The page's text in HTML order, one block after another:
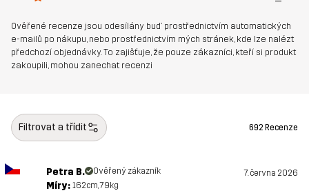
Určeno pro VŠECHNO
Číslo výrobku 10988_2891
Ověřené recenze jsou odesílány buď prostřednictvím automatických
e-mailů po nákupu, nebo prostřednictvím mých stránek, kde lze nalézt
předchozí objednávky. To zajišťuje, že pouze zákazníci, kteří si produkt
zakoupili, mohou zanechat recenzi
Filtrovat a třídit 692 Recenze
Petra B. Ověřený zákazník 7. června 2026
Míry: 162cm, 79kg